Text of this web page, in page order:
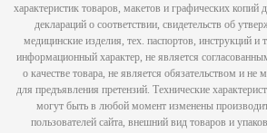
характеристик товаров, макетов и графических копий
деклараций о соответствии, свидетельств об
медицинские изделия, тех. паспортов, инструкций и
информационный характер, не является
о качестве товара, не является обязательством и не
для предъявления претензий. Технические
могут быть в любой момент изменены
пользователей сайта, внешний вид товаров и